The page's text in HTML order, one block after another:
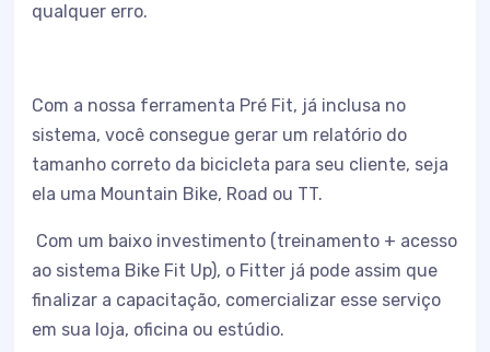
qualquer erro.
Com a nossa ferramenta Pré Fit, já inclusa no
sistema, você consegue gerar um relatório do
tamanho correto da bicicleta para seu cliente, seja
ela uma Mountain Bike, Road ou TT.
Com um baixo investimento (treinamento + acesso
ao sistema Bike Fit Up), o Fitter já pode assim que
finalizar a capacitação, comercializar esse serviço
em sua loja, oficina ou estúdio.